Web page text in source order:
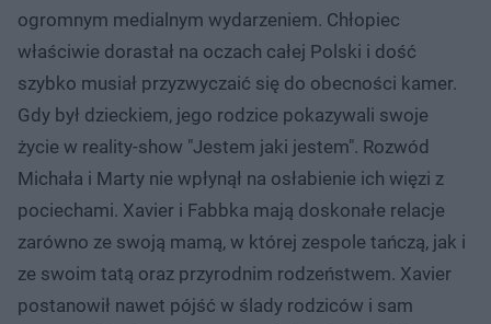
ogromnym medialnym wydarzeniem. Chłopiec
właściwie dorastał na oczach całej Polski i dość
szybko musiał przyzwyczaić się do obecności kamer.
Gdy był dzieckiem, jego rodzice pokazywali swoje
życie w reality-show "Jestem jaki jestem". Rozwód
Michała i Marty nie wpłynął na osłabienie ich więzi z
pociechami. Xavier i Fabbka mają doskonałe relacje
zarówno ze swoją mamą, w której zespole tańczą, jak i
ze swoim tatą oraz przyrodnim rodzeństwem. Xavier
postanowił nawet pójść w ślady rodziców i sam